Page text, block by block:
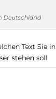
Deutschland
Text Sie
stehen soll